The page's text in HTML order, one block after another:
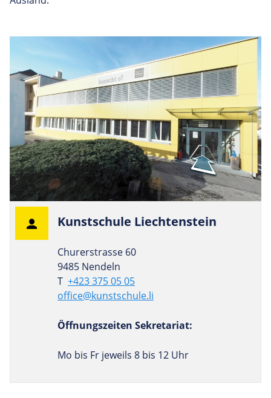
Kunst­schule Liechtenstein
Churerstrasse 60
9485 Nendeln
T +423 375 05 05
office@kunstschule.li
Öffnungszeiten Sekretariat:
Mo bis Fr jeweils 8 bis 12 Uhr